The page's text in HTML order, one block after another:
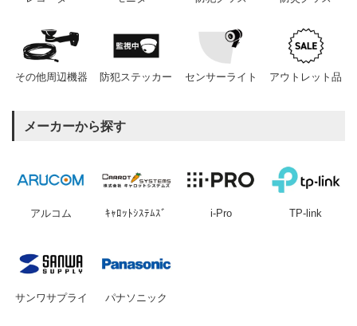
その他周辺機器 防犯ステッカー センサーライト アウトレット品
メーカーから探す
アルコム ｷｬﾛｯﾄｼｽﾃﾑｽﾞ i-Pro TP-link
サンワサプライ パナソニック